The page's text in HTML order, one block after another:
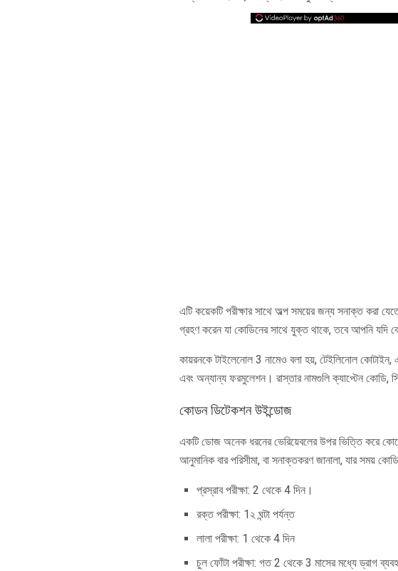
এটি কয়েকটি পরীক্ষার সাথে অল্প সময়ের জন্য সনাক্ত করা
গ্রহণ করেন যা কোডিনের সাথে যুক্ত থাকে, তবে আপনি যদি
কায়রনকে টাইলেনোল 3 নামেও বলা হয়, টেইলিনোল কোটাইন,
এবং অন্যান্য ফরমুলেশন। রাস্তার নামগুলি ক্যাপ্টেন কোডি,
কোডন ডিটেকশন উইন্ডোজ
একটি ডোজ অনেক ধরনের ভেরিয়েবলের উপর ভিত্তি করে
আনুমানিক বার পরিসীমা, বা সনাক্তকরণ জানালা, যার সময়
প্রস্রাব পরীক্ষা: 2 থেকে 4 দিন।
রক্ত পরীক্ষা: 1২ ঘন্টা পর্যন্ত
লালা পরীক্ষা: 1 থেকে 4 দিন
চুল ফোঁটা পরীক্ষা: গত 2 থেকে 3 মাসের মধ্যে ড্রাগ